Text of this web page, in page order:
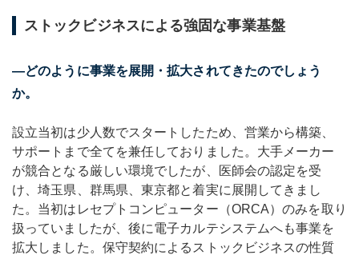
ストックビジネスによる強固な事業基盤
―どのように事業を展開・拡大されてきたのでしょう
か。
設立当初は少人数でスタートしたため、営業から構築、
サポートまで全てを兼任しておりました。大手メーカー
が競合となる厳しい環境でしたが、医師会の認定を受
け、埼玉県、群馬県、東京都と着実に展開してきまし
た。当初はレセプトコンピューター（ORCA）のみを取り
扱っていましたが、後に電子カルテシステムへも事業を
拡大しました。保守契約によるストックビジネスの性質